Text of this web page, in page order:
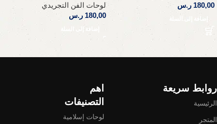
180,00 ر.س
إضافة إلى السلة
لوحات الفن التجريدي
180,00 ر.س
إضافة إلى السلة
Read More
روابط سريعة
الرئيسية
المتجر
اهم
التصنيفات
لوحات إسلامية